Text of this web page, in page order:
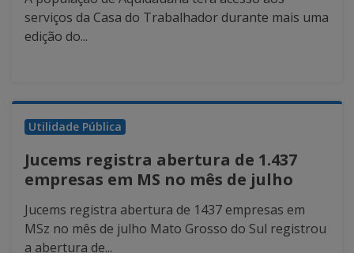
serviços da Casa do Trabalhador durante mais uma
edição do...
Utilidade Pública
Jucems registra abertura de 1.437
empresas em MS no mês de julho
Jucems registra abertura de 1437 empresas em
MSz no mês de julho Mato Grosso do Sul registrou
a abertura de...